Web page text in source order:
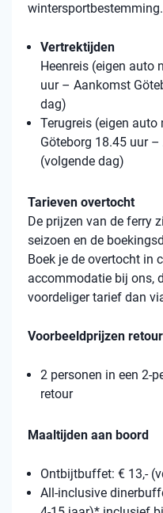
wintersportbestemming.
Vertrektijden
Heenreis (eigen auto
uur – Aankomst
dag)
Terugreis (eigen auto
Göteborg 18.45 uur
(volgende dag)
Tarieven overtocht
De prijzen van de ferry
seizoen en de
Boek je de overtocht in
accommodatie bij ons,
voordeliger tarief dan
Voorbeeldprijzen
2 personen in een 2-
retour
Maaltijden aan boord
Ontbijtbuffet: € 13,-
All-inclusive